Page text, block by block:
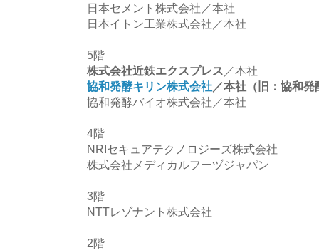
日本セメント株式会社／本社
日本イトン工業株式会社／本社
5階
株式会社近鉄エクスプレス ／本社
協和発酵キリン株式会社／本社（旧：協和
協和発酵バイオ株式会社／本社
4階
NRIセキュアテクノロジーズ株式会社
株式会社メディカルフーヅジャパン
3階
NTTレゾナント株式会社
2階